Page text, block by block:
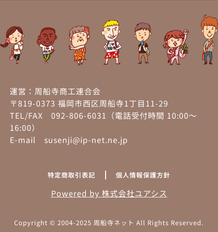
運営：周船寺商工連合会
〒819-0373 福岡市西区周船寺1丁目11-29
TEL/FAX 092-806-6031（電話受付時間 10:00～
16:00）
E-mail susenji@ip-net.ne.jp
特定商取引表記 個人情報保護方針
Powered by 株式会社ユアシス
Copyright © 2004-2025 周船寺ネット All Rights Reserved.